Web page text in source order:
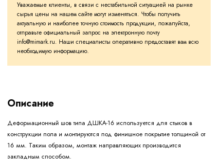
Уважаемые клиенты, в связи с нестабильной ситуацией на рынке
сырья цены на нашем сайте могут изменяться. Чтобы получить
актуальную и наиболее точную стоимость продукции, пожалуйста,
отправьте официальный запрос на электронную почту
info@mimark.ru. Наши специалисты оперативно предоставят вам всю
необходимую информацию.
Описание
Деформационный шов типа ДШКА-16 используется для стыков в
конструкции пола и монтируются под финишное покрытие толщиной от
16 мм. Таким образом, монтаж направляющих производится
закладным способом.